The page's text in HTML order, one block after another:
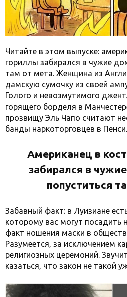
Читайте в этом выпуске:
гориллы забирался в чужие
там от мета. Женщина из
дамскую сумочку из своей
Голого и невозмутимого
горящего борделя в
прозвищу Эль Чапо считают
банды наркоторговцев в
Американец в
забирался в
попуститься
Забавный факт: в Луизиане
которому вас могут посадить
факт ношения маски в
Разумеется, за исключением
религиозных церемоний.
казаться, что закон не такой